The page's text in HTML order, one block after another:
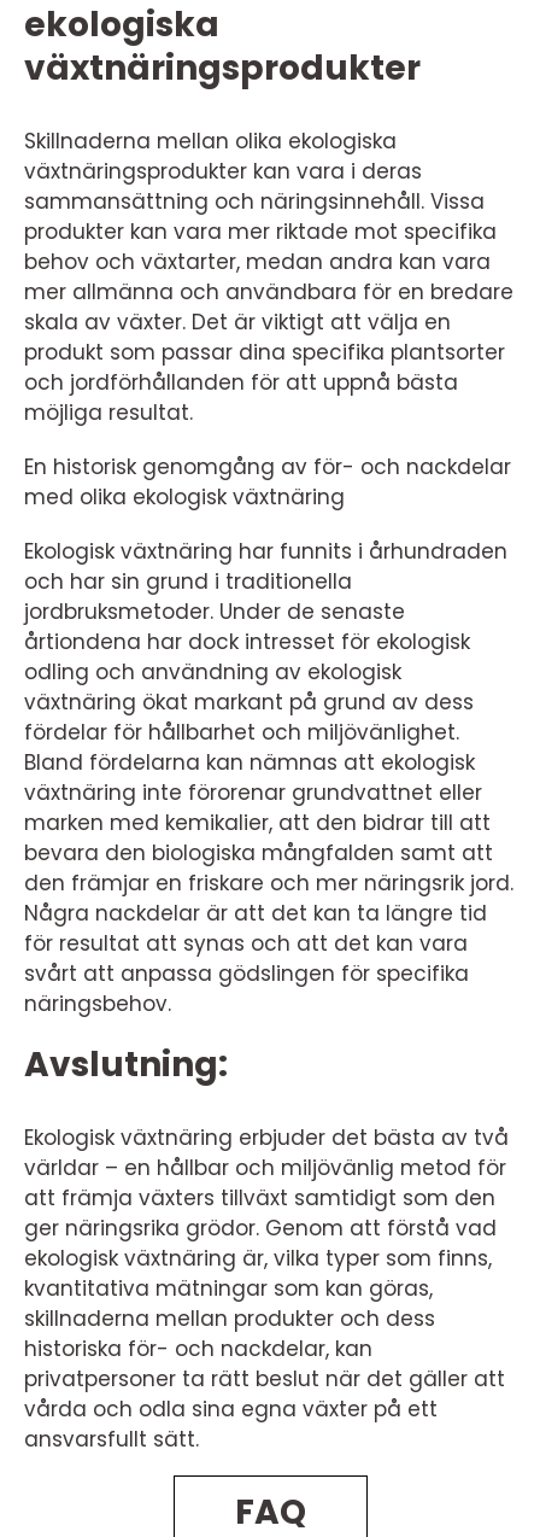
ekologiska
växtnäringsprodukter
Skillnaderna mellan olika ekologiska
växtnäringsprodukter kan vara i deras
sammansättning och näringsinnehåll. Vissa
produkter kan vara mer riktade mot specifika
behov och växtarter, medan andra kan vara
mer allmänna och användbara för en bredare
skala av växter. Det är viktigt att välja en
produkt som passar dina specifika plantsorter
och jordförhållanden för att uppnå bästa
möjliga resultat.
En historisk genomgång av för- och nackdelar
med olika ekologisk växtnäring
Ekologisk växtnäring har funnits i århundraden
och har sin grund i traditionella
jordbruksmetoder. Under de senaste
årtiondena har dock intresset för ekologisk
odling och användning av ekologisk
växtnäring ökat markant på grund av dess
fördelar för hållbarhet och miljövänlighet.
Bland fördelarna kan nämnas att ekologisk
växtnäring inte förorenar grundvattnet eller
marken med kemikalier, att den bidrar till att
bevara den biologiska mångfalden samt att
den främjar en friskare och mer näringsrik jord.
Några nackdelar är att det kan ta längre tid
för resultat att synas och att det kan vara
svårt att anpassa gödslingen för specifika
näringsbehov.
Avslutning:
Ekologisk växtnäring erbjuder det bästa av två
världar – en hållbar och miljövänlig metod för
att främja växters tillväxt samtidigt som den
ger näringsrika grödor. Genom att förstå vad
ekologisk växtnäring är, vilka typer som finns,
kvantitativa mätningar som kan göras,
skillnaderna mellan produkter och dess
historiska för- och nackdelar, kan
privatpersoner ta rätt beslut när det gäller att
vårda och odla sina egna växter på ett
ansvarsfullt sätt.
FAQ